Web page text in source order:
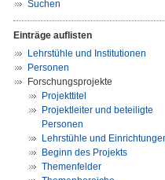
Suchen
Einträge auflisten
Lehrstühle und Institutionen
Personen
Forschungsprojekte
Projekttitel
Projektleiter und beteiligte
Personen
Lehrstühle und
Beginn des Projekts
Themenfelder